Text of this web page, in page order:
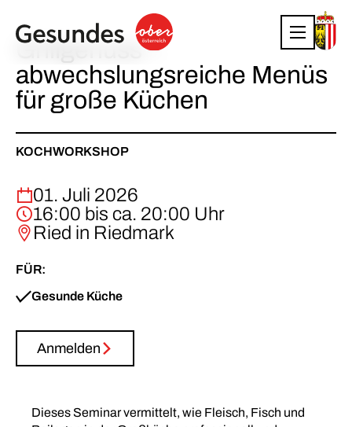
Grillgenuss –
abwechslungsreiche Menüs
für große Küchen
KOCHWORKSHOP
01. Juli 2026
16:00 bis ca. 20:00 Uhr
Ried in Riedmark
FÜR:
Gesunde Küche
Anmelden
Dieses Seminar vermittelt, wie Fleisch, Fisch und